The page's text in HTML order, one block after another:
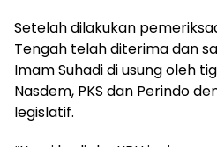
Setelah dilakukan
Tengah telah diterima dan
Imam Suhadi di usung oleh
Nasdem, PKS dan Perindo
legislatif.